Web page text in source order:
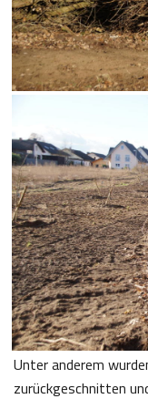
Unter anderem
zurückgeschnitten